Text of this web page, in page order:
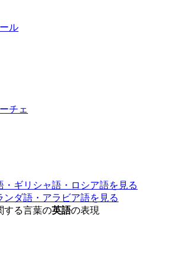
ル
チェ
・ギリシャ語・ロシア語を見る
ダ語・アラビア語を見る
する言葉の英語の表現